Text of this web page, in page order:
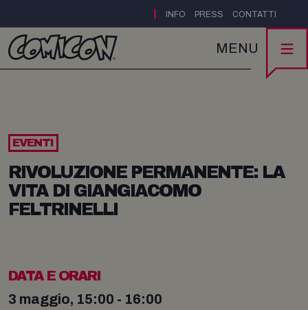
INFO PRESS CONTATTI
MENU
EVENTI
RIVOLUZIONE PERMANENTE: LA
VITA DI GIANGIACOMO
FELTRINELLI
DATA E ORARI
3 maggio, 15:00 - 16:00